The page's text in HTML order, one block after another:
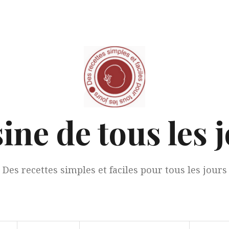
de tous les
Des recettes simples et faciles pour tous les jours